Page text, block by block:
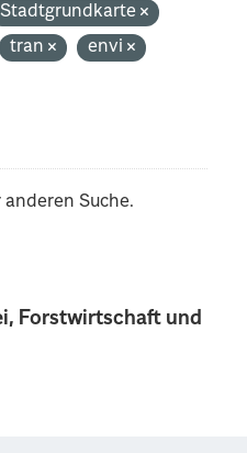
Forstwirtschaft und
Stadtgrundkarte
tran
envi
Suche.